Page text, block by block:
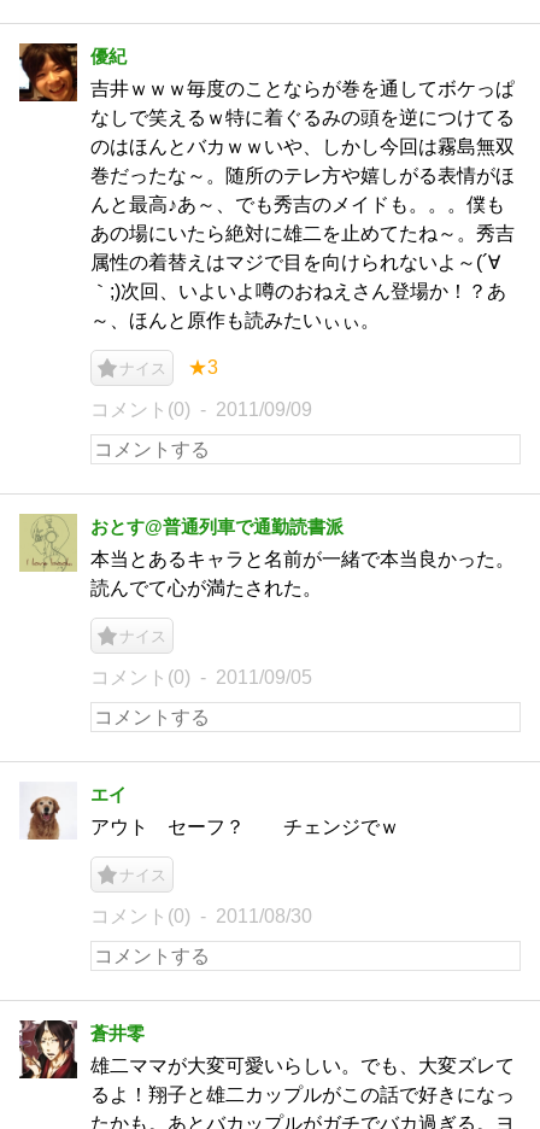
優紀
吉井ｗｗｗ毎度のことならが巻を通してボケっぱ
なしで笑えるｗ特に着ぐるみの頭を逆につけてる
のはほんとバカｗｗいや、しかし今回は霧島無双
巻だったな～。随所のテレ方や嬉しがる表情がほ
んと最高♪あ～、でも秀吉のメイドも。。。僕も
あの場にいたら絶対に雄二を止めてたね～。秀吉
属性の着替えはマジで目を向けられないよ～(´∀
｀;)次回、いよいよ噂のおねえさん登場か！？あ
～、ほんと原作も読みたいぃぃ。
ナイス ★3
コメント(0) 2011/09/09
おとす@普通列車で通勤読書派
本当とあるキャラと名前が一緒で本当良かった。
読んでて心が満たされた。
ナイス
コメント(0) 2011/09/05
エイ
アウト セーフ？ チェンジでｗ
ナイス
コメント(0) 2011/08/30
蒼井零
雄二ママが大変可愛いらしい。でも、大変ズレて
るよ！翔子と雄二カップルがこの話で好きになっ
たかも。あとバカップルがガチでバカ過ぎる。ヨ